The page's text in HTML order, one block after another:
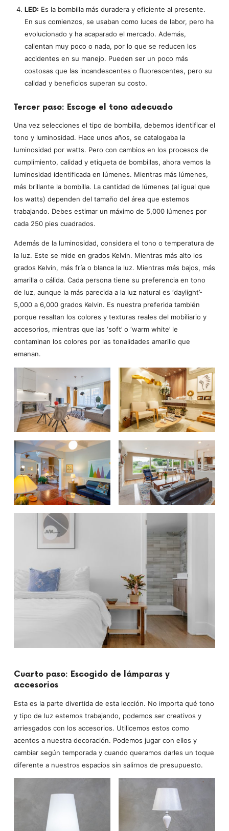
LED: Es la bombilla más duradera y eficiente al presente.
En sus comienzos, se usaban como luces de labor, pero ha
evolucionado y ha acaparado el mercado. Además,
calientan muy poco o nada, por lo que se reducen los
accidentes en su manejo. Pueden ser un poco más
costosas que las incandescentes o fluorescentes, pero su
calidad y beneficios superan su costo.
Tercer paso: Escoge el tono adecuado
Una vez selecciones el tipo de bombilla, debemos identificar el
tono y luminosidad. Hace unos años, se catalogaba la
luminosidad por watts. Pero con cambios en los procesos de
cumplimiento, calidad y etiqueta de bombillas, ahora vemos la
luminosidad identificada en lúmenes. Mientras más lúmenes,
más brillante la bombilla. La cantidad de lúmenes (al igual que
los watts) dependen del tamaño del área que estemos
trabajando. Debes estimar un máximo de 5,000 lúmenes por
cada 250 pies cuadrados.
Además de la luminosidad, considera el tono o temperatura de
la luz. Este se mide en grados Kelvin. Mientras más alto los
grados Kelvin, más fría o blanca la luz. Mientras más bajos, más
amarilla o cálida. Cada persona tiene su preferencia en tono
de luz, aunque la más parecida a la luz natural es ‘daylight’-
5,000 a 6,000 grados Kelvin. Es nuestra preferida también
porque resaltan los colores y texturas reales del mobiliario y
accesorios, mientras que las ‘soft’ o ‘warm white’ le
contaminan los colores por las tonalidades amarillo que
emanan.
Cuarto paso: Escogido de lámparas y
accesorios
Esta es la parte divertida de esta lección. No importa qué tono
y tipo de luz estemos trabajando, podemos ser creativos y
arriesgados con los accesorios. Utilicemos estos como
acentos a nuestra decoración. Podemos jugar con ellos y
cambiar según temporada y cuando queramos darles un toque
diferente a nuestros espacios sin salirnos de presupuesto.